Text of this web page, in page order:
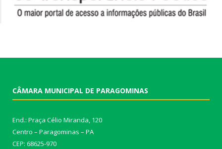
CÂMARA MUNICIPAL DE PARAGOMINAS
End.: Praça Célio Miranda, 120
Centro – Paragominas – PA
CEP: 68625-970